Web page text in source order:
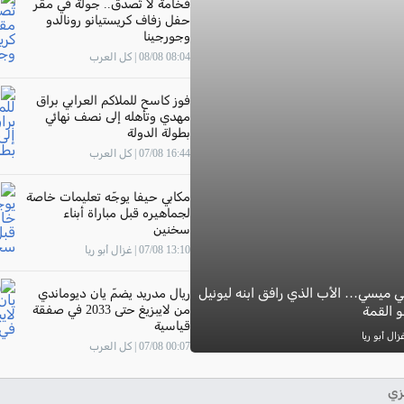
ميسي… الأب الذي رافق ابنه ليونيل
القمة
فخامة لا تُصدق.. جولة في مقر
حفل زفاف كريستيانو رونالدو
وجورجينا
08:04 08/08 | كل العرب
فوز كاسح للملاكم العرابي براق
مهدي وتأهله إلى نصف نهائي
بطولة الدولة
16:44 07/08 | كل العرب
مكابي حيفا يوجّه تعليمات خاصة
لجماهيره قبل مباراة أبناء
سخنين
13:10 07/08 | غزال أبو ريا
ريال مدريد يضمّ يان ديوماندي
من لايبزيغ حتى 2033 في صفقة
قياسية
00:07 07/08 | كل العرب